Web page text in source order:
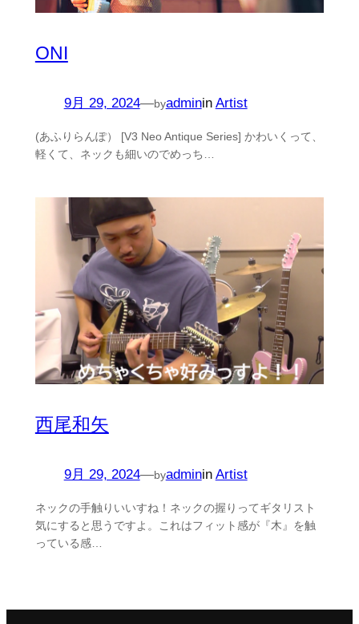
ONI
9月 29, 2024—byadminin Artist
(あふりらんぽ） [V3 Neo Antique Series] かわいくって、
軽くて、ネックも細いのでめっち…
西尾和矢
9月 29, 2024—byadminin Artist
ネックの手触りいいすね！ネックの握りってギタリスト
気にすると思うですよ。これはフィット感が『木』を触
っている感…